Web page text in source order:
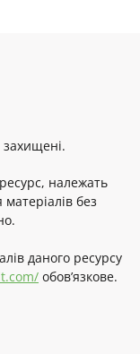
належать
без
даного ресурсу
обов’язкове.